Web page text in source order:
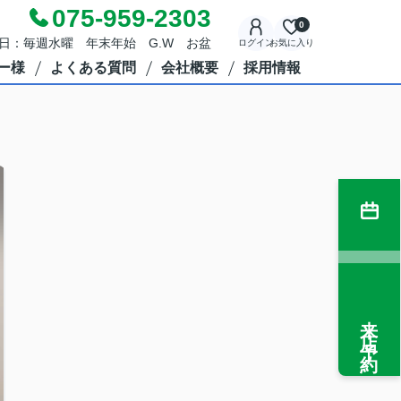
075-959-2303
：毎週水曜 年末年始 G.W お盆 ログインお気に入り
0
様 よくある質問 会社概要 採用情報
来店予約